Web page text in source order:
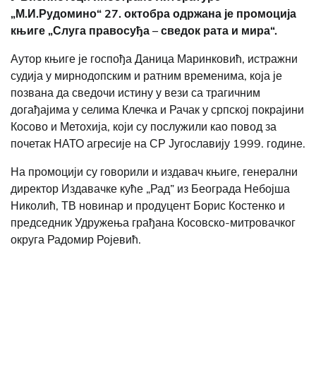
„М.И.Рудомино“ 27. октобра одржана је промоција
књиге „Слуга правосуђа – сведок рата и мира“.
Аутор књиге је госпођа Даница Маринковић, истражни
судија у мирнодопским и ратним временима, која је
позвана да сведочи истину у вези са трагичним
догађајима у селима Клечка и Рачак у српској покрајини
Косово и Метохија, који су послужили као повод за
почетак НАТО агресије на СР Југославију 1999. године.
На промоцији су говорили и издавач књиге, генерални
директор Издавачке куће „Рад” из Београда Небојша
Николић, ТВ новинар и продуцент Борис Костенко и
председник Удружења грађана Косовско-митровачког
округа Радомир Ројевић.